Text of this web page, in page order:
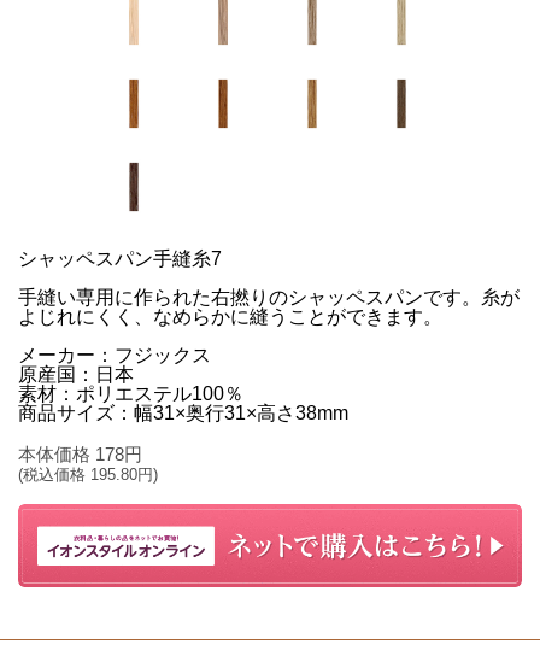
シャッペスパン手縫糸7
手縫い専用に作られた右撚りのシャッペスパンです。糸が
よじれにくく、なめらかに縫うことができます。
メーカー：フジックス
原産国：日本
素材：ポリエステル100％
商品サイズ：幅31×奥行31×高さ38mm
本体価格 178円
(税込価格 195.80円)